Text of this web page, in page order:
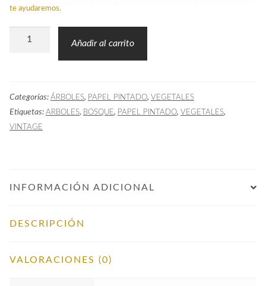
te ayudaremos.
Papel
Oro
cantidad
Añadir al carrito
Categorías: ÁRBOLES, PAPEL PINTADO, VEGETALES
Etiquetas: ARBOLES, BOSQUE, PAPEL PINTADO, VEGETALES,
VINTAGE
INFORMACIÓN ADICIONAL
DESCRIPCIÓN
VALORACIONES (0)